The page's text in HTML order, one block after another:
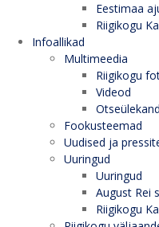
Eestimaa
Riigikogu
Infoallikad
Multimeedia
Riigikogu
Videod
Fookusteemad
Uudised ja
Uuringud
Uuringud
August Rei
Riigikogu